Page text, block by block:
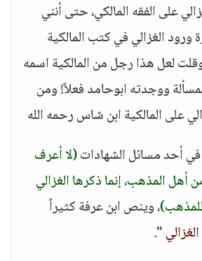
على الفقه المالكي، حتى أنني
الغزالي في كتب المالكية
لعل هذا رجل من المالكية اسمه
ووجدته ابوحامد فعلاً! ومن
على المالكية ابن شاس رحمه الله
أحد مسائل الشهادات(لا أعرف
أهل المذهب، إنما ذكرها الغزالي
، وينص ابن عرفة كثيراً
"
.